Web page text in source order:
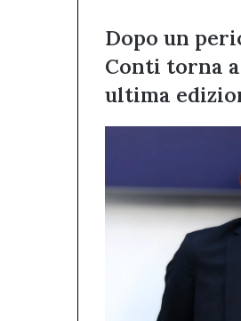
Dopo un
Conti torna
ultima